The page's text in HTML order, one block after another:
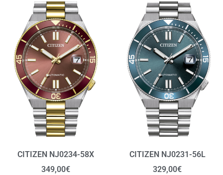
CITIZEN NJ0234-58X
349,00€
CITIZEN NJ0231-56L
329,00€